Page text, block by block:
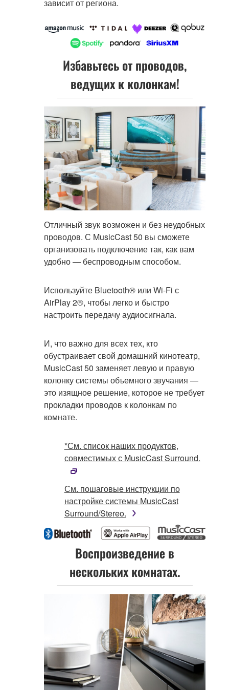
зависит от региона.
Избавьтесь от проводов,
ведущих к колонкам!
Отличный звук возможен и без неудобных
проводов. С MusicCast 50 вы сможете
организовать подключение так, как вам
удобно — беспроводным способом.
Используйте Bluetooth® или Wi-Fi с
AirPlay 2®, чтобы легко и быстро
настроить передачу аудиосигнала.
И, что важно для всех тех, кто
обустраивает свой домашний кинотеатр,
MusicCast 50 заменяет левую и правую
колонку системы объемного звучания —
это изящное решение, которое не требует
прокладки проводов к колонкам по
комнате.
*См. список наших продуктов,
совместимых с MusicCast Surround.
См. пошаговые инструкции по
настройке системы MusicCast
Surround/Stereo.
Воспроизведение в
нескольких комнатах.